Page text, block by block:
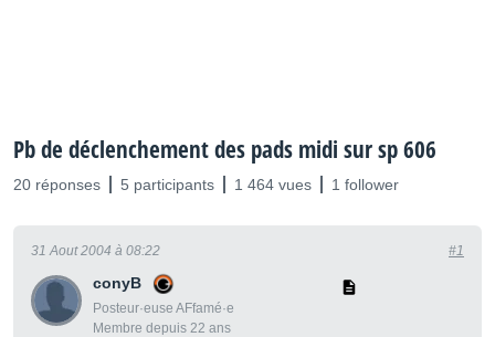
Pb de déclenchement des pads midi sur sp 606
20 réponses 5 participants 1 464 vues 1 follower
conyB
Posteur·euse AFfamé·e
Membre depuis 22 ans
31 Aout 2004 à 08:22 #1